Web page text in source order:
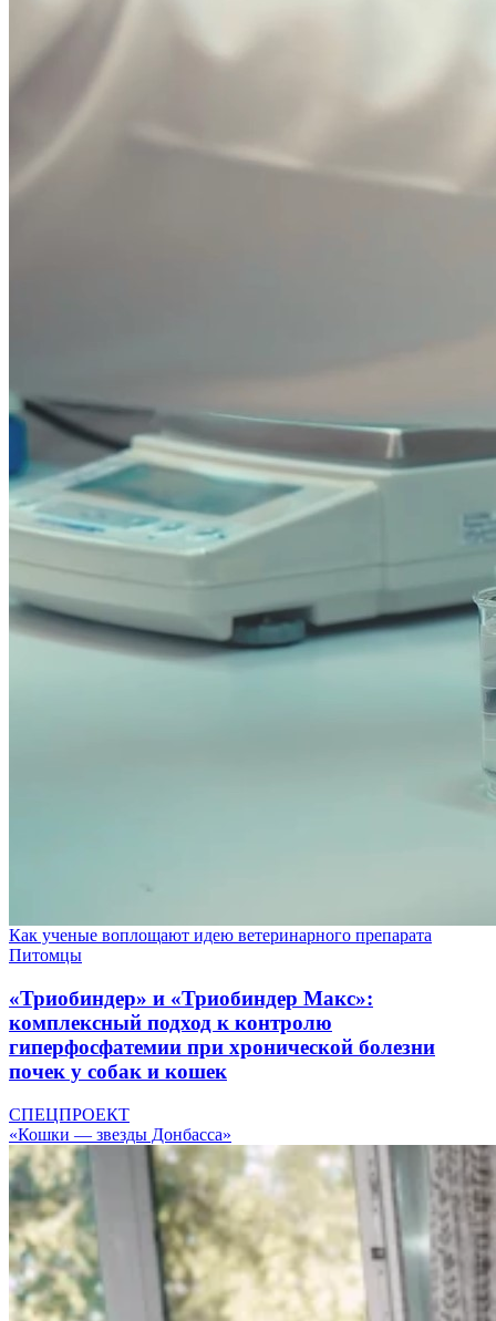
Как ученые воплощают идею ветеринарного препарата
Питомцы
«Триобиндер» и «Триобиндер Макс»:
комплексный подход к контролю
гиперфосфатемии при хронической болезни
почек у собак и кошек
СПЕЦПРОЕКТ
«Кошки — звезды Донбасса»